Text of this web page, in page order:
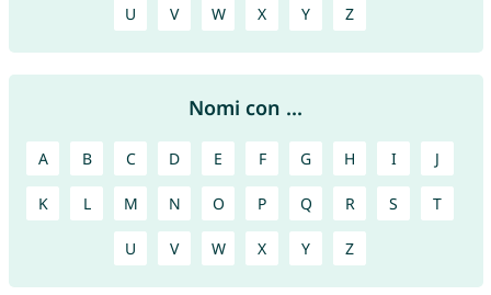
U V W X Y Z
Nomi con ...
A B C D E F G H I J
K L M N O P Q R S T
U V W X Y Z